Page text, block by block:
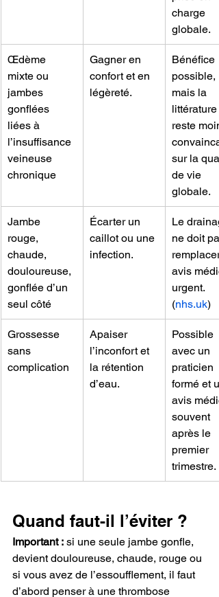
charge
globale.
Œdème
mixte ou
jambes
gonflées
liées à
l’insuffisance
veineuse
chronique
Gagner en
confort et en
légèreté.
Bénéfice
possible,
mais la
littérature
reste
sur la
de vie
globale.
Jambe
rouge,
chaude,
douloureuse,
gonflée d’un
seul côté
Écarter un
caillot ou une
infection.
Le
ne doit
avis
urgent.
(nhs.uk)
Grossesse
sans
complication
Apaiser
l’inconfort et
la rétention
d’eau.
Possible
avec un
praticien
formé et
avis
souvent
après le
premier
trimestre.
Quand faut-il l’éviter ?
Important : si une seule jambe gonfle,
devient douloureuse, chaude, rouge ou
si vous avez de l’essoufflement, il faut
d’abord penser à une thrombose